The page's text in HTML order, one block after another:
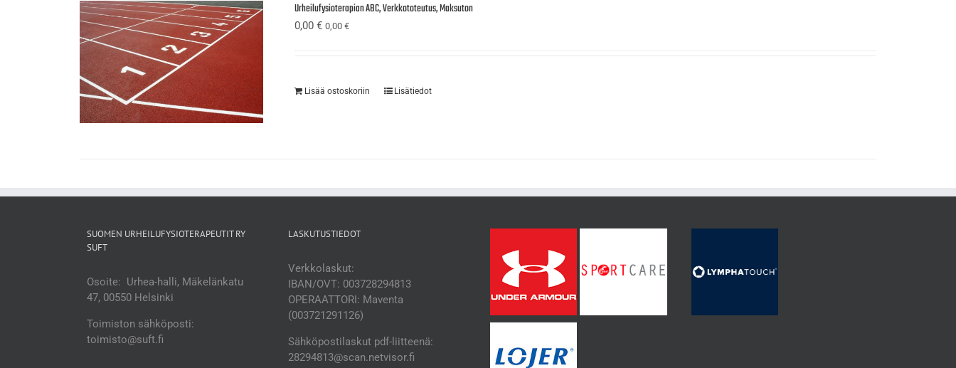
Urheilufysioterapian ABC, Verkkototeutus, Maksuton
0,00€ 0,00€
Lisää ostoskoriin Lisätiedot
SUOMEN URHEILUFYSIOTERAPEUTIT RY
SUFT
Osoite: Urhea-halli, Mäkelänkatu
47, 00550 Helsinki
Toimiston sähköposti:
toimisto@suft.fi
LASKUTUSTIEDOT
Verkkolaskut:
IBAN/OVT: 003728294813
OPERAATTORI: Maventa
(003721291126)
Sähköpostilaskut pdf-liitteenä:
28294813@scan.netvisor.fi